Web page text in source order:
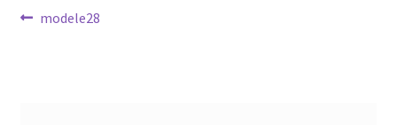
Mon compte
Navigation
Article
modele28